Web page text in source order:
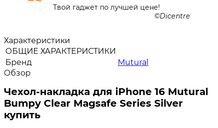
Твой гаджет по лучшей цене!
Dicentre
Характеристики
ОБЩИЕ ХАРАКТЕРИСТИКИ
Бренд
Mutural
Обзор
Чехол-накладка для iPhone 16 Mutural
Bumpy Clear Magsafe Series Silver
купить